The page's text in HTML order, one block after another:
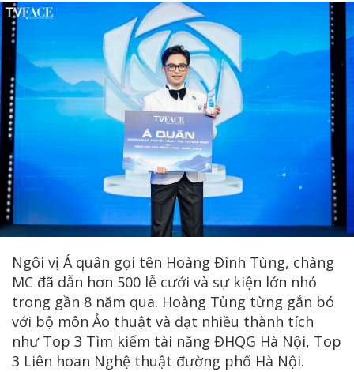
Ngôi vị Á quân gọi tên Hoàng Đình Tùng, chàng
MC đã dẫn hơn 500 lễ cưới và sự kiện lớn nhỏ
trong gần 8 năm qua. Hoàng Tùng từng gắn bó
với bộ môn Ảo thuật và đạt nhiều thành tích
như Top 3 Tìm kiếm tài năng ĐHQG Hà Nội, Top
3 Liên hoan Nghệ thuật đường phố Hà Nội.